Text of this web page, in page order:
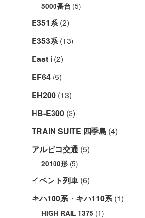
5000番台 (5)
E351系 (2)
E353系 (13)
East i (2)
EF64 (5)
EH200 (13)
HB-E300 (3)
TRAIN SUITE 四季島 (4)
アルピコ交通 (5)
20100形 (5)
イベント列車 (6)
キハ100系・キハ110系 (1)
HIGH RAIL 1375 (1)